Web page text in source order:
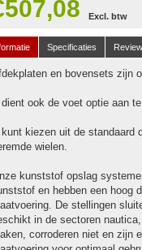
Excl. btw
Specificaties
en bovensets zijn
dient ook de voet optie aan
kunt kiezen uit de standaard
wielen.
kunststof opslag
en hebben een hoog
De stellingen
in de sectoren
corroderen niet en zijn